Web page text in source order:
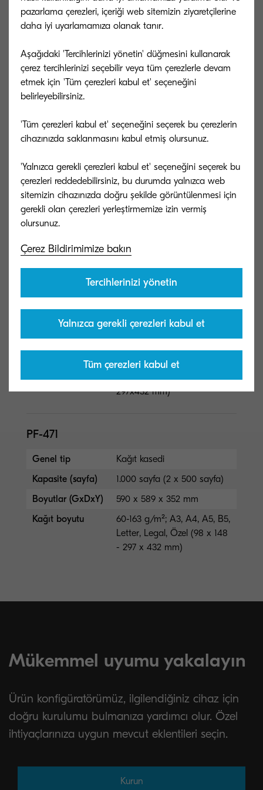
Güç tüketimi
modu: 40 W Hazır mod: 70 W Uyku
modu: 0.5 W
Opsiyonel aksamlar ve sarf
malzemeleri
Kapasite (sayfa)
500 sayfa
Kağıt boyutu
60-163 g/m²; A3, A4, A5, B5,
297x432 mm)
PF-471
Genel tip
Kağıt kasedi
Kapasite (sayfa)
1.000 sayfa (2 x 500 sayfa)
Boyutlar (GxDxY)
590 x 589 x 352 mm
Kağıt boyutu
60-163 g/m²; A3, A4, A5, B5,
Letter, Legal, Özel (98 x 148
- 297 x 432 mm)
Mükemmel uyumu yakalayın
Ürün konfigüratörümüz, ilgilendiğiniz cihaz için
doğru kurulumu bulmanıza yardımcı olur. Özel
ihtiyaçlarınıza uygun mevcut eklentileri seçin.
Kurun
pazarlama çerezleri, içeriği web sitemizin ziyaretçilerine
daha iyi uyarlamamıza olanak tanır.
Aşağıdaki 'Tercihlerinizi yönetin' düğmesini kullanarak
çerez tercihlerinizi seçebilir veya tüm çerezlerle devam
etmek için 'Tüm çerezleri kabul et' seçeneğini
belirleyebilirsiniz.
'Tüm çerezleri kabul et' seçeneğini seçerek bu çerezlerin
cihazınızda saklanmasını kabul etmiş olursunuz.
'Yalnızca gerekli çerezleri kabul et' seçeneğini seçerek bu
çerezleri reddedebilirsiniz, bu durumda yalnızca web
sitemizin cihazınızda doğru şekilde görüntülenmesi için
gerekli olan çerezleri yerleştirmemize izin vermiş
Çerez Bildirimimize bakın
Tercihlerinizi yönetin
Yalnızca gerekli çerezleri kabul et
Tüm çerezleri kabul et